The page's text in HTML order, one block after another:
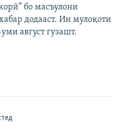
бо масъулони
додааст. Ин мулоқоти
август гузашт.